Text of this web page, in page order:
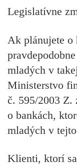
Legislatívne
Ak plánujete o
mladých v
Ministerstvo
č. 595/2003 Z.
o bankách,
mladých v
Klienti, ktorí